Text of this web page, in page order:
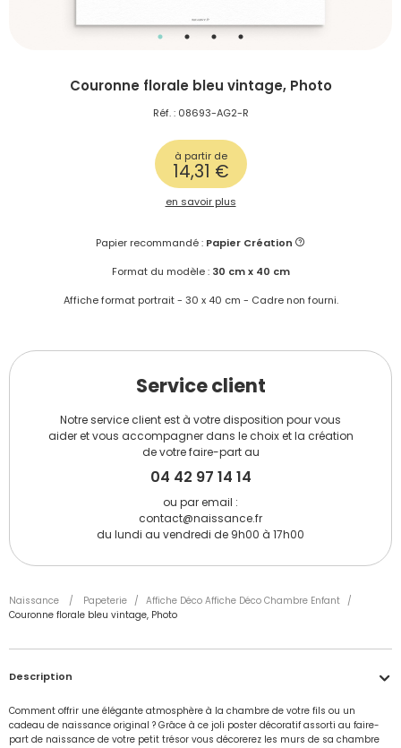
Couronne florale bleu vintage, Photo
Réf. : 08693-AG2-R
à partir de
14,31 €
en savoir plus
Papier recommandé : Papier Création
Format du modèle : 30 cm x 40 cm
Affiche format portrait - 30 x 40 cm - Cadre non fourni.
Service client
Notre service client est à votre disposition pour vous
aider et vous accompagner dans le choix et la création
de votre faire-part au
04 42 97 14 14
ou par email :
contact@naissance.fr
du lundi au vendredi de 9h00 à 17h00
Naissance / Papeterie / Affiche Déco Affiche Déco Chambre Enfant /
Couronne florale bleu vintage, Photo
Description
Comment offrir une élégante atmosphère à la chambre de votre fils ou un
cadeau de naissance original ? Grâce à ce joli poster décoratif assorti au faire-
part de naissance de votre petit trésor vous décorerez les murs de sa chambre